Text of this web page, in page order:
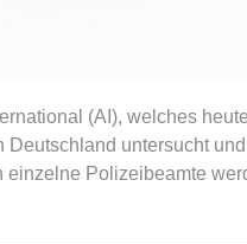
(AI), welches
untersucht
einzelne Polizeibeamte